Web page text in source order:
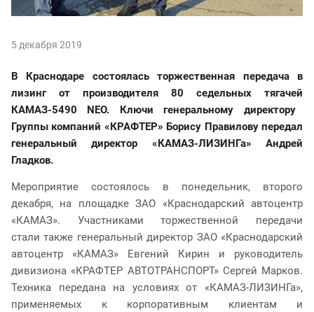
5 декабря 2019
В Краснодаре состоялась торжественная передача в
лизинг от производителя 80 седельных тягачей
КАМАЗ-5490 NEO. Ключи генеральному директору
Группы компаний «КРАФТЕР» Борису Правилову передал
генеральный директор «КАМАЗ-ЛИЗИНГа» Андрей
Гладков.
Мероприятие состоялось в понедельник, второго
декабря, на площадке ЗАО «Краснодарский автоцентр
«КАМАЗ». Участниками торжественной передачи
стали также генеральный директор ЗАО «Краснодарский
автоцентр «КАМАЗ» Евгений Кирин и руководитель
дивизиона «КРАФТЕР АВТОТРАНСПОРТ» Сергей Марков.
Техника передана на условиях от «КАМАЗ-ЛИЗИНГа»,
применяемых к корпоративным клиентам и